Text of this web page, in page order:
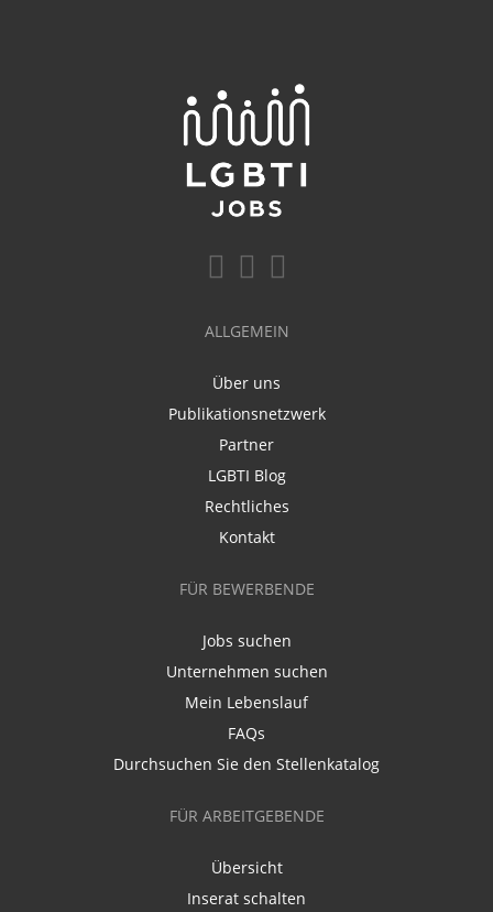
ALLGEMEIN
Über uns
Publikationsnetzwerk
Partner
LGBTI Blog
Rechtliches
Kontakt
FÜR BEWERBENDE
Jobs suchen
Unternehmen suchen
Mein Lebenslauf
FAQs
Durchsuchen Sie den Stellenkatalog
FÜR ARBEITGEBENDE
Übersicht
Inserat schalten